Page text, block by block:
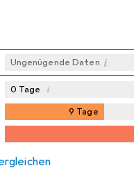
Ungenügende Daten i
0 Tage i
9 Tage